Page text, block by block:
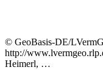
© GeoBasis-DE/
http://
Heimerl, …